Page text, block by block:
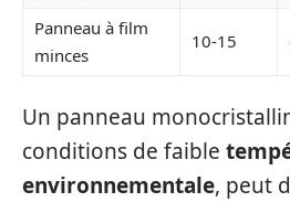
Panneau à film
minces
10-15
Un panneau
conditions de faible
environnementale, peut